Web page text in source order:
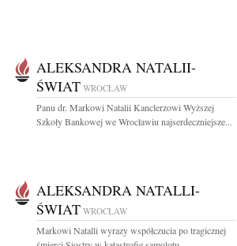
ALEKSANDRA NATALII-
ŚWIAT WROCŁAW
Panu dr. Markowi Natalii Kanclerzowi Wyższej
Szkoły Bankowej we Wrocławiu najserdeczniejsze...
ALEKSANDRA NATALLI-
ŚWIAT WROCŁAW
Markowi Natalli wyrazy współczucia po tragicznej